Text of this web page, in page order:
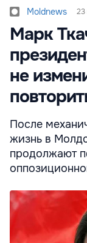
Moldnews 23
Марк
не
После
жизнь в
продолжают